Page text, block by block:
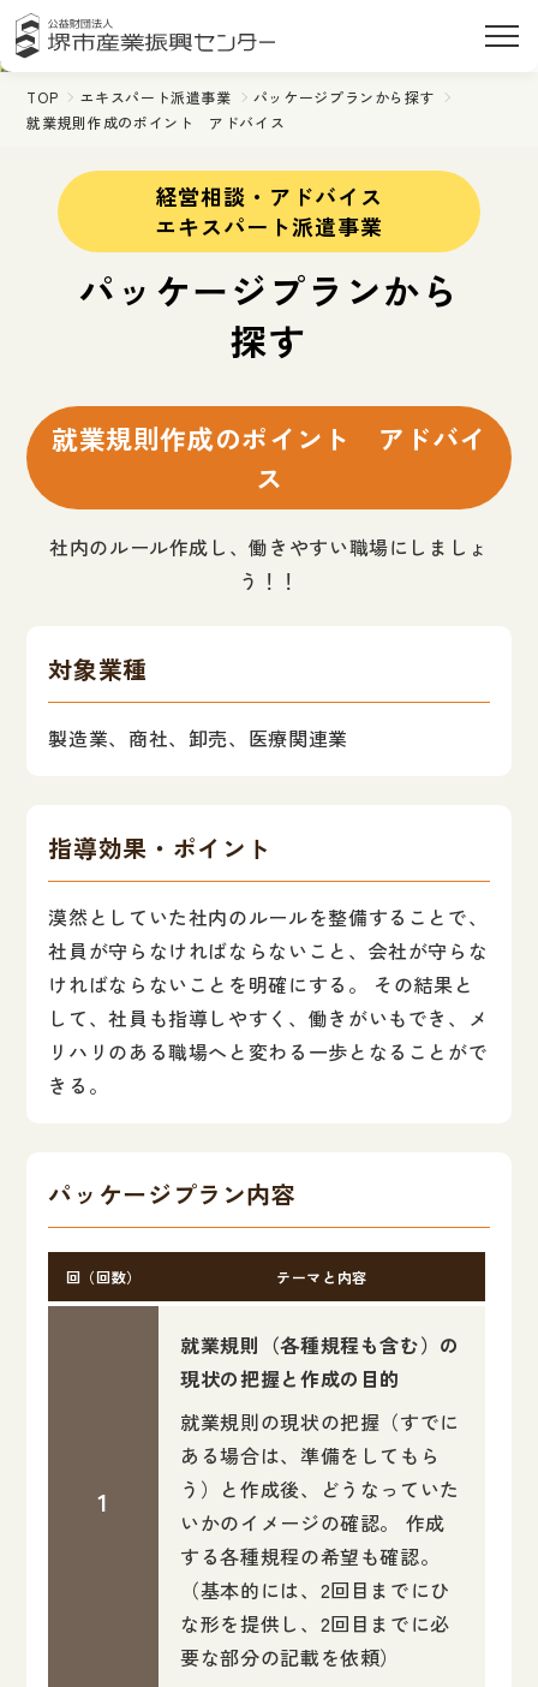
TOP エキスパート派遣事業
パッケージプランから探す
就業規則作成のポイント アドバイス
経営相談・アドバイス
エキスパート派遣事業
パッケージプランから
探す
就業規則作成のポイント アドバイ
ス
社内のルール作成し、働きやすい職場にしましょ
う！！
対象業種
製造業、商社、卸売、医療関連業
指導効果・ポイント
漠然としていた社内のルールを整備することで、
社員が守らなければならないこと、会社が守らな
ければならないことを明確にする。 その結果と
して、社員も指導しやすく、働きがいもでき、メ
リハリのある職場へと変わる一歩となることがで
きる。
パッケージプラン内容
回（回数） テーマと内容
就業規則（各種規程も含む）の
現状の把握と作成の目的
就業規則の現状の把握（すでに
ある場合は、準備をしてもら
う）と作成後、どうなっていた
いかのイメージの確認。 作成
する各種規程の希望も確認。
（基本的には、2回目までにひ
な形を提供し、2回目までに必
要な部分の記載を依頼）